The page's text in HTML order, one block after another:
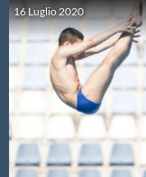
Tuffi
Artistico
Fondo
16Luglio2020